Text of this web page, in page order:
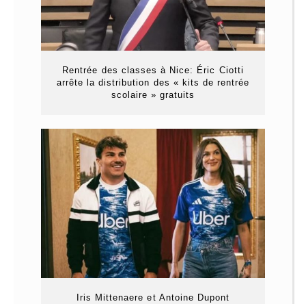
Rentrée des classes à Nice: Éric Ciotti
arrête la distribution des « kits de rentrée
scolaire » gratuits
Iris Mittenaere et Antoine Dupont